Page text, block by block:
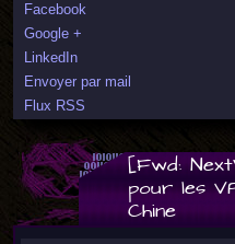
Facebook
Google +
LinkedIn
Envoyer par mail
Flux RSS
[Fwd:
pour les
Chine